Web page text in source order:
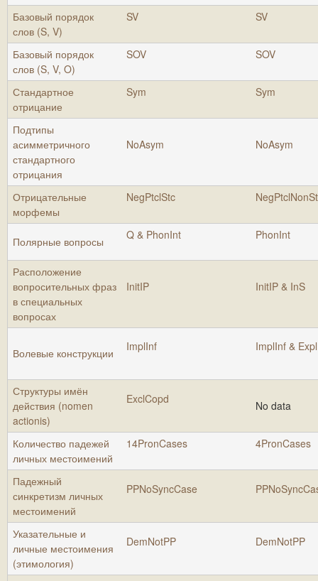
Базовый порядок
слов (S, V)
SV SV
Базовый порядок
слов (S, V, O)
SOV SOV
Стандартное
отрицание
Sym Sym
Подтипы
асимметричного
стандартного
отрицания
NoAsym NoAsym
Отрицательные
морфемы
NegPtclStc
Полярные вопросы Q & PhonInt PhonInt
Расположение
вопросительных фраз
в специальных
вопросах
InitIP InitIP & InS
Волевые конструкции ImplInf ImplInf &
Структуры имён
действия (nomen
actionis)
ExclCopd No data
Количество падежей
личных местоимений
14PronCases 4PronCases
Падежный
синкретизм личных
местоимений
PPNoSyncCase
Указательные и
личные местоимения
(этимология)
DemNotPP DemNotPP